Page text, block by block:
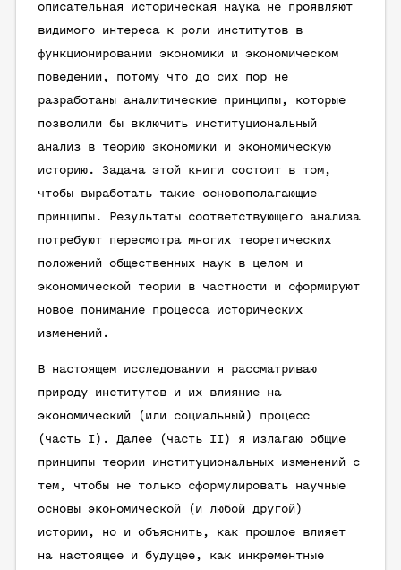
описательная историческая наука не проявляют
видимого интереса к роли институтов в
функционировании экономики и экономическом
поведении, потому что до сих пор не
разработаны аналитические принципы, которые
позволили бы включить институциональный
анализ в теорию экономики и экономическую
историю. Задача этой книги состоит в том,
чтобы выработать такие основополагающие
принципы. Результаты соответствующего анализа
потребуют пересмотра многих теоретических
положений общественных наук в целом и
экономической теории в частности и сформируют
новое понимание процесса исторических
изменений.
В настоящем исследовании я рассматриваю
природу институтов и их влияние на
экономический (или социальный) процесс
(часть I). Далее (часть II) я излагаю общие
принципы теории институциональных изменений с
тем, чтобы не только сформулировать научные
основы экономической (и любой другой)
истории, но и объяснить, как прошлое влияет
на настоящее и будущее, как инкрементные